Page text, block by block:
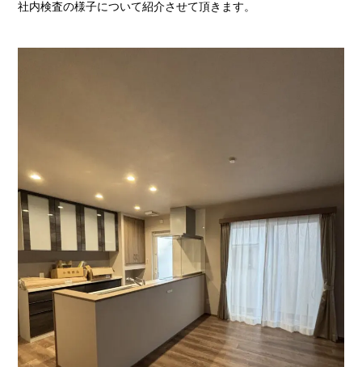
社内検査の様子について紹介させて頂きます。